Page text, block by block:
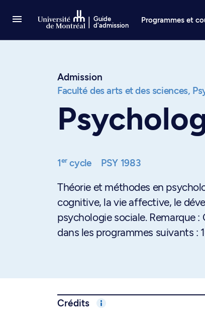
Guide
d'admission
Programmes et
Admission
Faculté des arts et des sciences,
1ercycle PSY 1983
Théorie et méthodes en
cognitive, la vie affective, le
psychologie sociale. Remarque
dans les programmes suivants :
Crédits